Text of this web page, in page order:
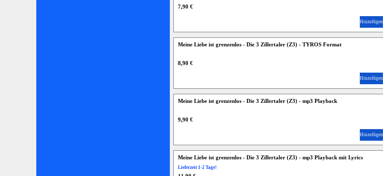
7,90 €
Hinzufügen
Meine Liebe ist grenzenlos - Die 3 Zillertaler (Z3) - TYROS Format
8,90 €
Hinzufügen
Meine Liebe ist grenzenlos - Die 3 Zillertaler (Z3) - mp3 Playback
9,90 €
Hinzufügen
Meine Liebe ist grenzenlos - Die 3 Zillertaler (Z3) - mp3 Playback mit Lyrics
Lieferzeit 1-2 Tage!